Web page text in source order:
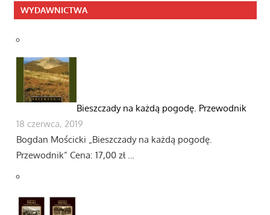
WYDAWNICTWA
Bieszczady na każdą pogodę. Przewodnik
18 czerwca, 2019
Bogdan Mościcki „Bieszczady na każdą pogodę.
Przewodnik” Cena: 17,00 zł …